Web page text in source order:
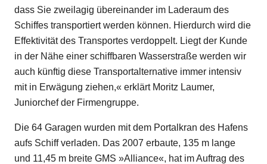
dass Sie zweilagig übereinander im Laderaum des
Schiffes transportiert werden können. Hierdurch wird die
Effektivität des Transportes verdoppelt. Liegt der Kunde
in der Nähe einer schiffbaren Wasserstraße werden wir
auch künftig diese Transportalternative immer intensiv
mit in Erwägung ziehen,« erklärt Moritz Laumer,
Juniorchef der Firmengruppe.
Die 64 Garagen wurden mit dem Portalkran des Hafens
aufs Schiff verladen. Das 2007 erbaute, 135 m lange
und 11,45 m breite GMS »Alliance«, hat im Auftrag des